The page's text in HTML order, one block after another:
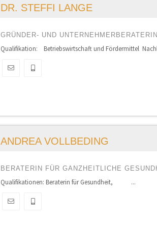
DR. STEFFI LANGE
GRÜNDER- UND
Qualifikation: Betriebswirtschaft und Fördermittel
ANDREA VOLLBEDING
BERATERIN FÜR GANZHEITLICHE
Qualifikationen: Beraterin für Gesundheit, ...